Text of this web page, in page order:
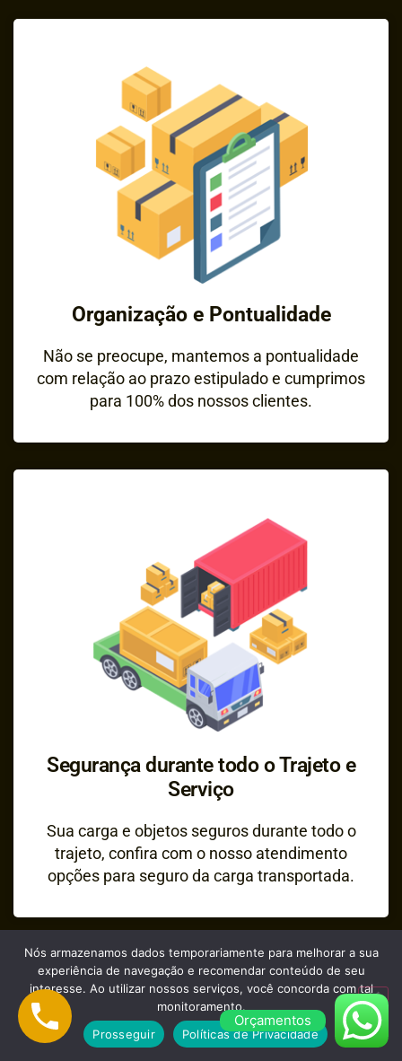
Organização e Pontualidade
Não se preocupe, mantemos a pontualidade
com relação ao prazo estipulado e cumprimos
para 100% dos nossos clientes.
Segurança durante todo o Trajeto e
Serviço
Sua carga e objetos seguros durante todo o
trajeto, confira com o nosso atendimento
opções para seguro da carga transportada.
Orçamentos
Nós armazenamos dados temporariamente para melhorar a sua
experiência de navegação e recomendar conteúdo de seu
interesse. Ao utilizar nossos serviços, você concorda com tal
monitoramento.
Prosseguir
Políticas de Privacidade